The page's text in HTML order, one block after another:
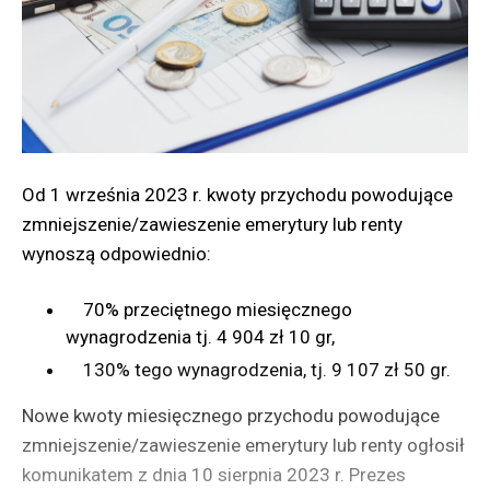
1.780,96 zł ,
– świadczenie pieniężne z tytułu pełnienia funkcji
sołtysa do kwoty 336,36 zł.
Ponadto ponownemu obliczeniu z urzędu ulegają:
świadczenia uzupełniające dla osób
niezdolnych do samodzielnej egzystencji.
Łączna kwota świadczeń pieniężnych
finansowanych ze środków publicznych wraz
z kwotą wypłacaną przez zagraniczne instytucje
właściwe do spraw emerytalno-rentowych wraz
ze świadczeniem uzupełniającym nie może
przekroczyć kwoty 2.419,33 zł miesięcznie.
świadczenia wyrównawcze dla działaczy
opozycji antykomunistycznej i osób
Od 1 września 2023 r. kwoty przychodu powodujące
zmniejszenie/zawieszenie emerytury lub renty
wynoszą odpowiednio:
70% przeciętnego miesięcznego
wynagrodzenia tj. 4 904 zł 10 gr,
130% tego wynagrodzenia, tj. 9 107 zł 50 gr.
Nowe kwoty miesięcznego przychodu powodujące
zmniejszenie/zawieszenie emerytury lub renty ogłosił
komunikatem z dnia 10 sierpnia 2023 r. Prezes